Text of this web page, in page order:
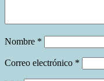
Nombre *
Correo electrónico *